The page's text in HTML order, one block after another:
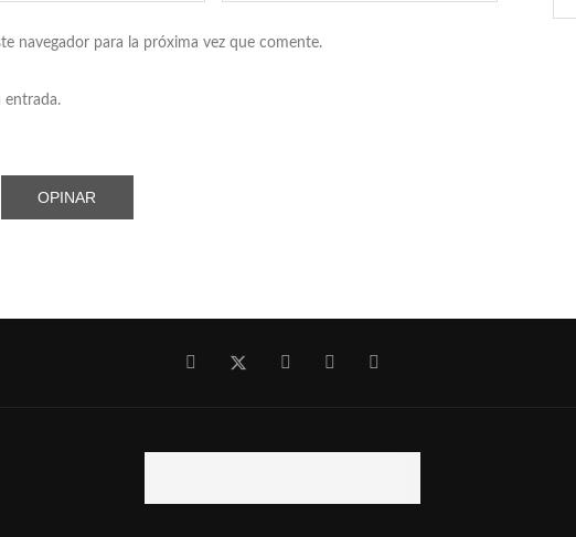
navegador para la próxima vez que comente.
entrada.